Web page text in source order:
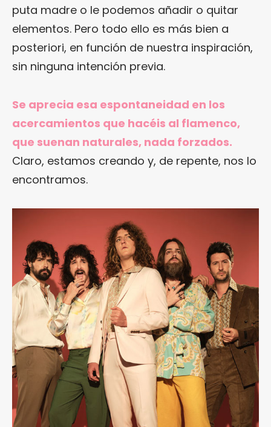
puta madre o le podemos añadir o quitar
elementos. Pero todo ello es más bien a
posteriori, en función de nuestra inspiración,
sin ninguna intención previa.
Se aprecia esa espontaneidad en los
acercamientos que hacéis al flamenco,
que suenan naturales, nada forzados.
Claro, estamos creando y, de repente, nos lo
encontramos.